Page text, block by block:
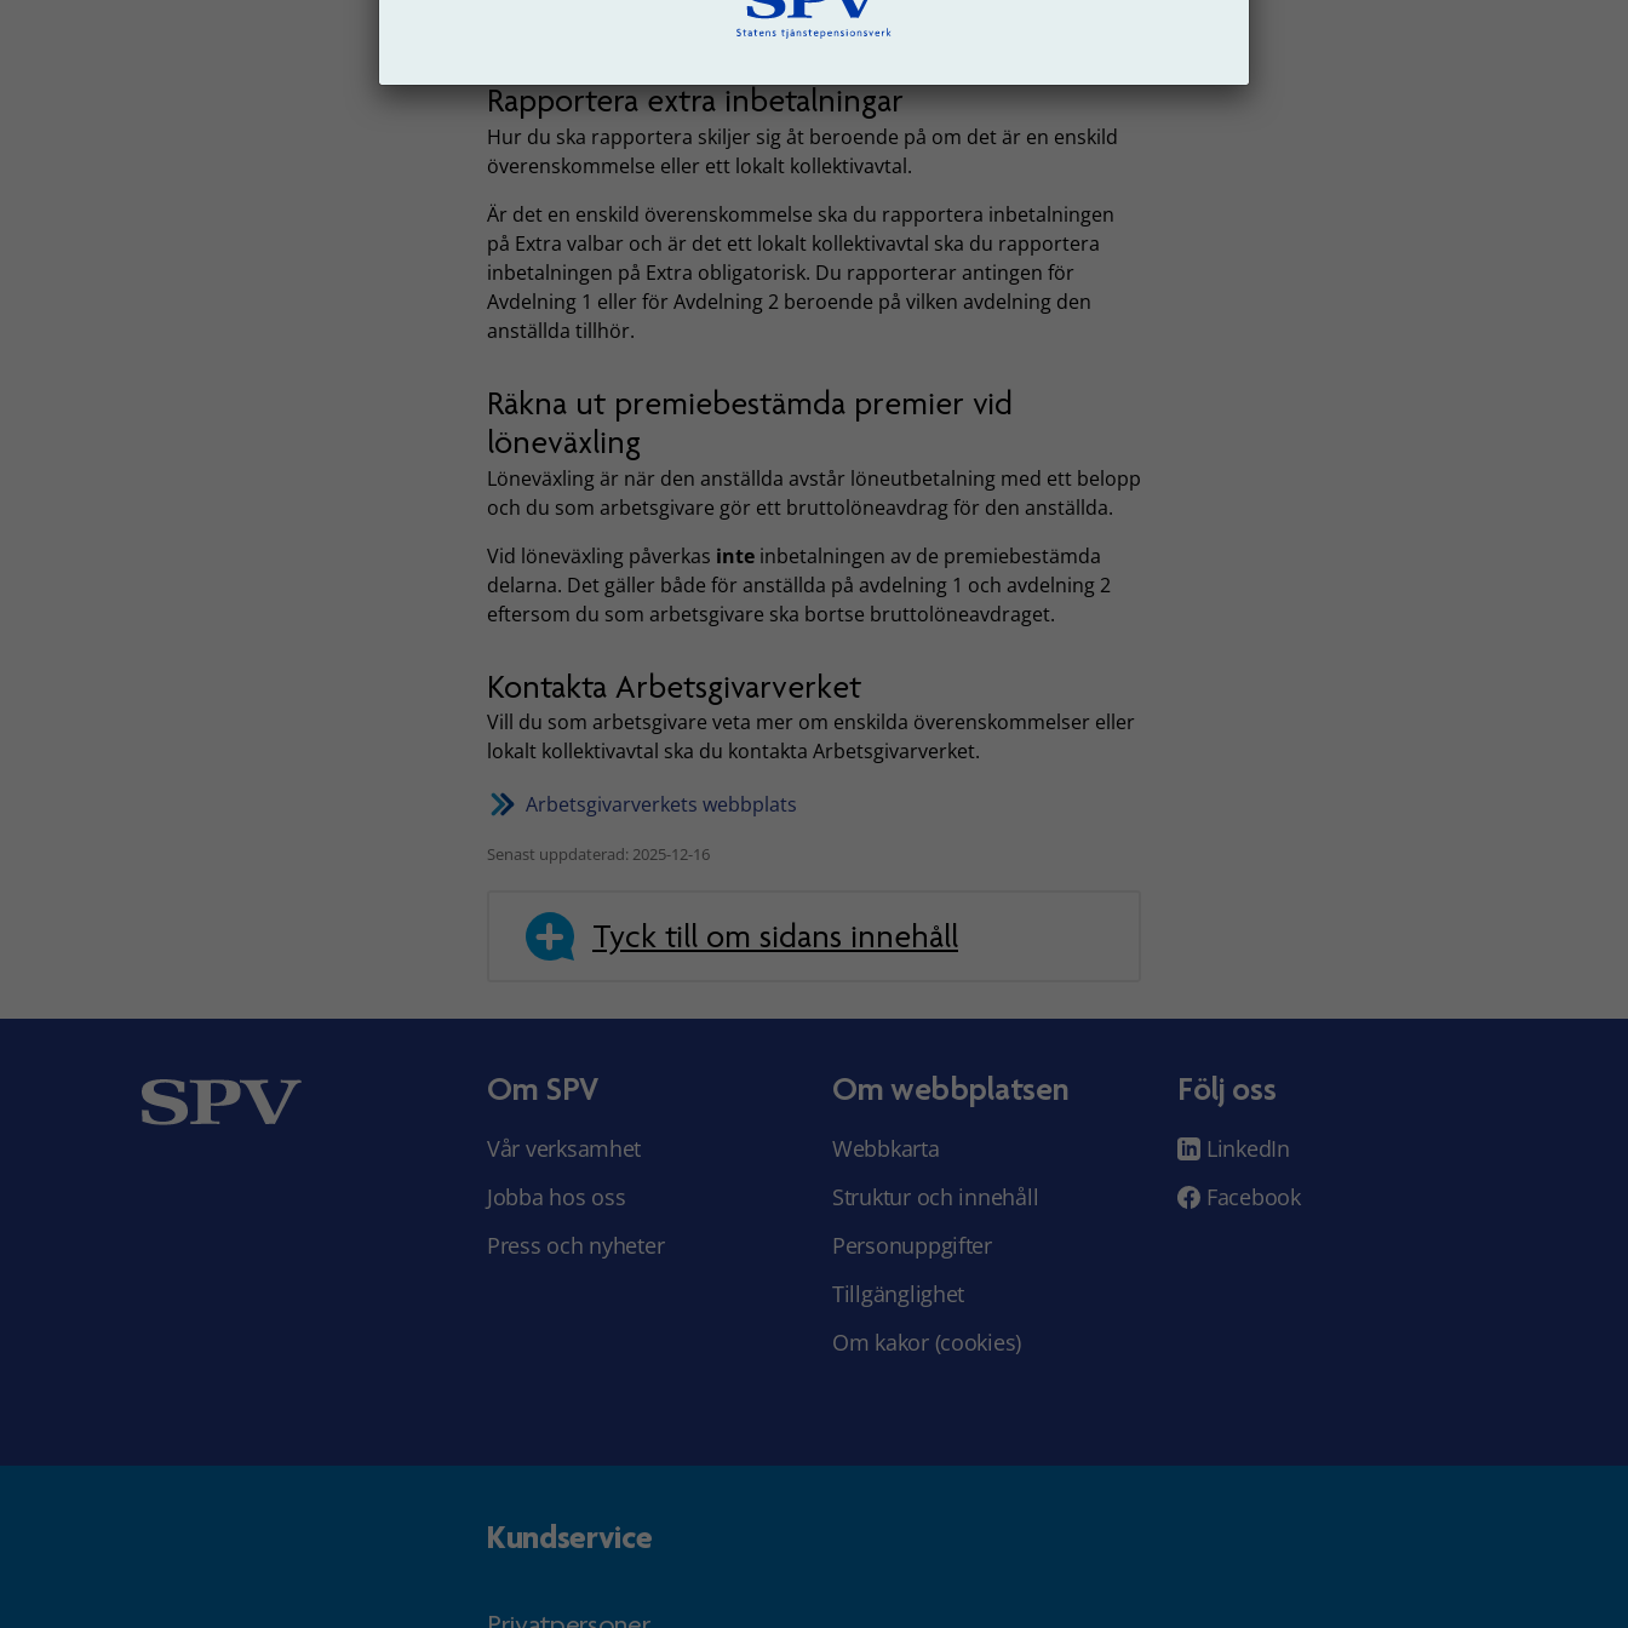
Rapportera extra inbetalningar
Hur du ska rapportera skiljer sig åt beroende på om det är en enskild
överenskommelse eller ett lokalt kollektivavtal.
Är det en enskild överenskommelse ska du rapportera inbetalningen
på Extra valbar och är det ett lokalt kollektivavtal ska du rapportera
inbetalningen på Extra obligatorisk. Du rapporterar antingen för
Avdelning 1 eller för Avdelning 2 beroende på vilken avdelning den
anställda tillhör.
Räkna ut premiebestämda premier vid
löneväxling
Löneväxling är när den anställda avstår löneutbetalning med ett belopp
och du som arbetsgivare gör ett bruttolöneavdrag för den anställda.
Vid löneväxling påverkas inte inbetalningen av de premiebestämda
delarna. Det gäller både för anställda på avdelning 1 och avdelning 2
eftersom du som arbetsgivare ska bortse bruttolöneavdraget.
Kontakta Arbetsgivarverket
Vill du som arbetsgivare veta mer om enskilda överenskommelser eller
lokalt kollektivavtal ska du kontakta Arbetsgivarverket.
Arbetsgivarverkets webbplats
Senast uppdaterad: 2025-12-16
Tyck till om sidans innehåll
Om SPV
Vår verksamhet
Jobba hos oss
Press och nyheter
Om webbplatsen
Webbkarta
Struktur och innehåll
Personuppgifter
Tillgänglighet
Om kakor (cookies)
Följ oss
LinkedIn
Facebook
Kundservice